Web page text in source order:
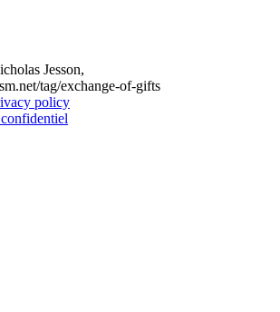
Jesson,
tag/exchange-of-gifts
policy